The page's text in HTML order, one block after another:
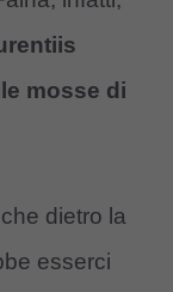
mosse di
dietro la
esserci